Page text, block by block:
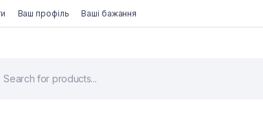
Ваш профіль Ваші бажання